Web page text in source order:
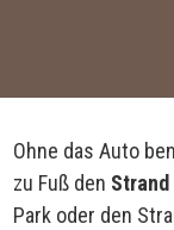
Ohne das Auto
zu Fuß den
Park oder den